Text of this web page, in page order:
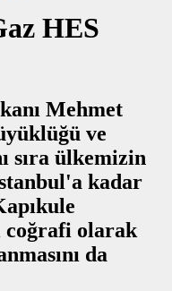
HES
Mehmet
ve
sıra ülkemizin
kadar
coğrafi olarak
da